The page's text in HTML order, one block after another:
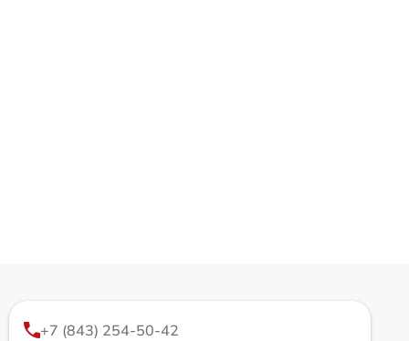
+7 (843) 254-50-42